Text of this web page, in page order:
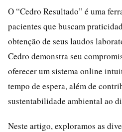
O “Cedro Resultado” é uma
pacientes que buscam
obtenção de seus laudos
Cedro demonstra seu
oferecer um sistema online
tempo de espera, além de
sustentabilidade ambiental ao
Neste artigo, exploramos as